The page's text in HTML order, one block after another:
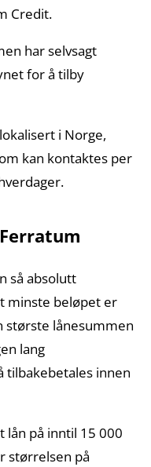
Credit.
har selvsagt
for å tilby
i Norge,
kan kontaktes per
så absolutt
minste beløpet er
største lånesummen
lang
tilbakebetales innen
på inntil 15 000
størrelsen på